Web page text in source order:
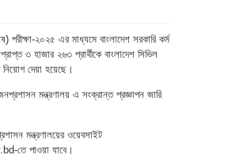
পরীক্ষা-২০২৫ এর মাধ্যমে বাংলাদেশ সরকারি কর্ম
৩ হাজার ২৬৩ প্রার্থীকে বাংলাদেশ সিভিল
নিয়োগ দেয়া হয়েছে।
মন্ত্রণালয় এ সংক্রান্ত প্রজ্ঞাপন জারি
মন্ত্রণালয়ের ওয়েবসাইট
তে পাওয়া যাবে।